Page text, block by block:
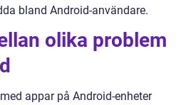
bland Android-användare.
olika problem
appar på Android-enheter